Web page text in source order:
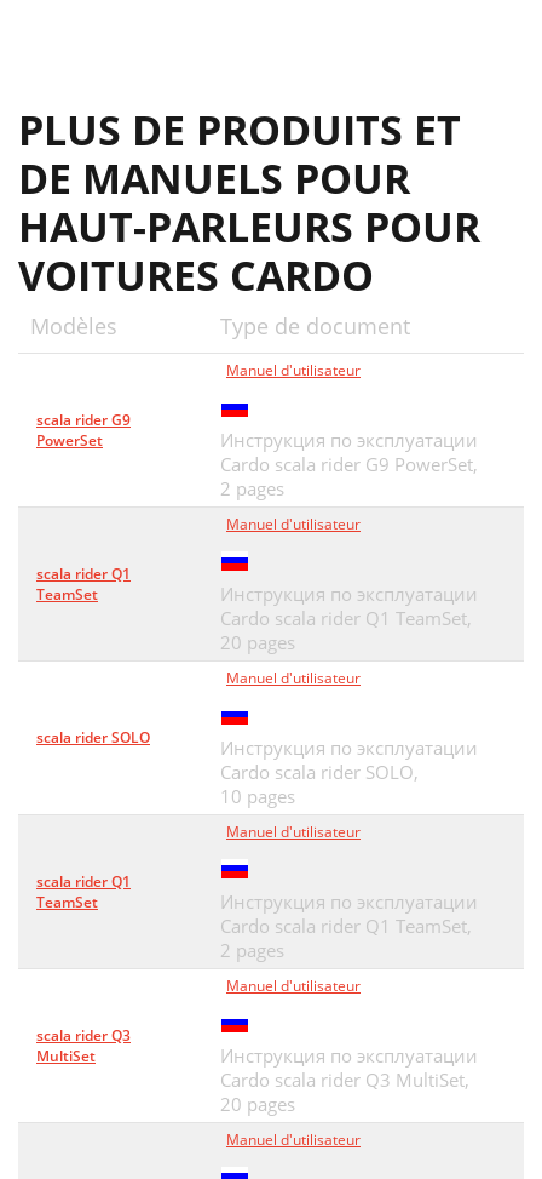
PLUS DE PRODUITS ET
DE MANUELS POUR
HAUT-PARLEURS POUR
VOITURES CARDO
Modèles Type de document
scala rider G9
PowerSet
Manuel d'utilisateur
Инструкция по эксплуатации
Cardo scala rider G9 PowerSet,
2 pages
scala rider Q1
TeamSet
Manuel d'utilisateur
Инструкция по эксплуатации
Cardo scala rider Q1 TeamSet,
20 pages
scala rider SOLO
Manuel d'utilisateur
Инструкция по эксплуатации
Cardo scala rider SOLO,
10 pages
scala rider Q1
TeamSet
Manuel d'utilisateur
Инструкция по эксплуатации
Cardo scala rider Q1 TeamSet,
2 pages
scala rider Q3
MultiSet
Manuel d'utilisateur
Инструкция по эксплуатации
Cardo scala rider Q3 MultiSet,
20 pages
Manuel d'utilisateur